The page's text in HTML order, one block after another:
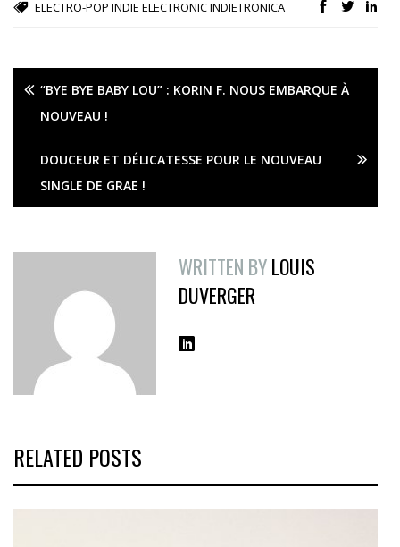
ELECTRO-POP INDIE ELECTRONICINDIETRONICA
“BYE BYE BABY LOU” : KORIN F. NOUS EMBARQUE À
NOUVEAU !
DOUCEUR ET DÉLICATESSE POUR LE NOUVEAU
SINGLE DE GRAE !
WRITTEN BYLOUIS
DUVERGER
RELATED POSTS